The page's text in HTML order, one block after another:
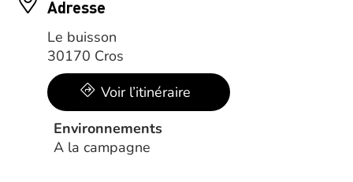
Adresse
Le buisson
30170 Cros
Voir l’itinéraire
Environnements
A la campagne